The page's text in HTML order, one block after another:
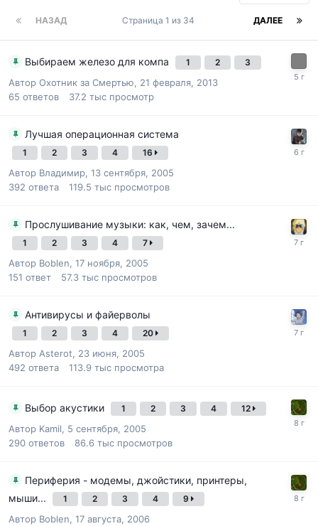
НАЗАД ДАЛЕЕ
Страница 1 из 34
Выбираем железо для компа 1 2 3
Автор Охотник за Смертью, 21 февраля, 2013
65 ответов 37.2 тыс просмотр
Лучшая операционная система
1 2 3 4 16
Автор Владимир, 13 сентября, 2005
392 ответа 119.5 тыс просмотров
Прослушивание музыки: как, чем, зачем...
1 2 3 4 7
Автор Boblen, 17 ноября, 2005
151 ответ 57.3 тыс просмотров
Антивирусы и файерволы
1 2 3 4 20
Автор Asterot, 23 июня, 2005
492 ответа 113.9 тыс просмотра
Выбор акустики 1 2 3 4 12
Автор Kamil, 5 сентября, 2005
290 ответов 86.6 тыс просмотров
Периферия - модемы, джойстики, принтеры,
мыши...
1 2 3 4 9
Автор Boblen, 17 августа, 2006